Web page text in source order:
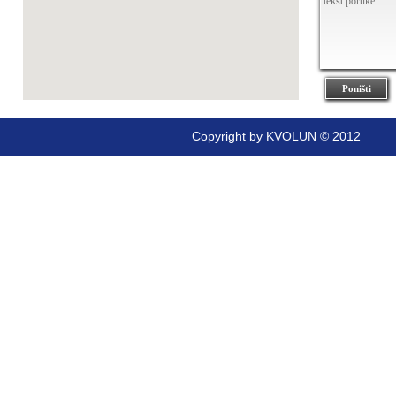
Copyright by KVOLUN © 2012
Poništi